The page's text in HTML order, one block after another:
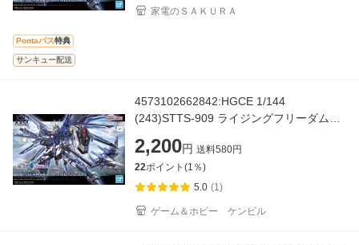
Pontaパス特典
サンキュー配送
家電のＳＡＫＵＲＡ
4573102662842:HGCE 1/144
(243)STTS-909 ライジングフリーダムガ
FREEDOM)【新品】 ガンプラ プラモデ
ル
2,200円 送料580円
22ポイント(1 ％)
5.0 (1)
ゲーム＆ホビー ケンビル